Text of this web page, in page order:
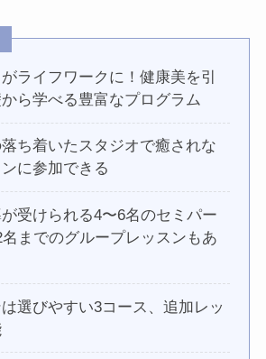
ライフワークに！健康美を引
ら学べる豊富なプログラム
ち着いたスタジオで癒されな
に参加できる
受けられる4〜6名のセミパー
までのグループレッスンもあ
選びやすい3コース、追加レッ